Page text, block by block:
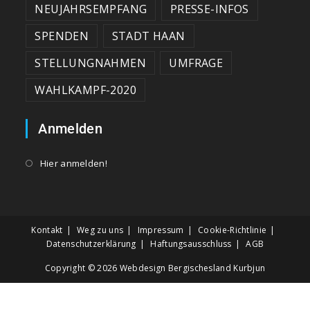
NEUJAHRSEMPFANG
PRESSE-INFOS
SPENDEN
STADT HAAN
STELLUNGNAHMEN
UMFRAGE
WAHLKAMPF-2020
Anmelden
Hier anmelden!
Kontakt Weg zu uns Impressum
Cookie-Richtlinie
Datenschutzerklärung
Haftungsausschluss AGB
Copyright © 2026 Webdesign Bergischesland Kurbjun